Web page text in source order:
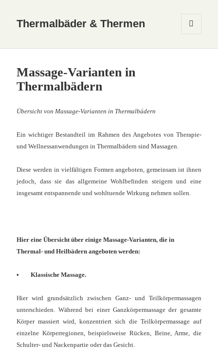
Thermalbäder & Thermen
WIDGETS
Massage-Varianten in
Thermalbädern
Übersicht von Massage-Varianten in Thermalbädern
Ein wichtiger Bestandteil im Rahmen des Angebotes von Therapie-
und Wellnessanwendungen in Thermalbädern sind Massagen.
Diese werden in vielfältigen Formen angeboten, gemeinsam ist ihnen
jedoch, dass sie das allgemeine Wohlbefinden steigern und eine
insgesamt entspannende und wohltuende Wirkung nehmen sollen.
Hier eine Übersicht über einige Massage-Varianten, die in
Thermal- und Heilbädern angeboten werden:
• Klassische Massage.
Hier wird grundsätzlich zwischen Ganz- und Teilkörpermassagen
unterschieden. Während bei einer Ganzkörpermassage der gesamte
Körper massiert wird, konzentriert sich die Teilkörpermassage auf
einzelne Körperregionen, beispielsweise Rücken, Beine, Arme, die
Schulter- und Nackenpartie oder das Gesicht.